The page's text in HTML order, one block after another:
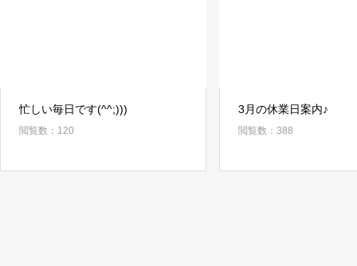
忙しい毎日です(^^;)))
閲覧数：120
3月の休業日案内♪
閲覧数：388